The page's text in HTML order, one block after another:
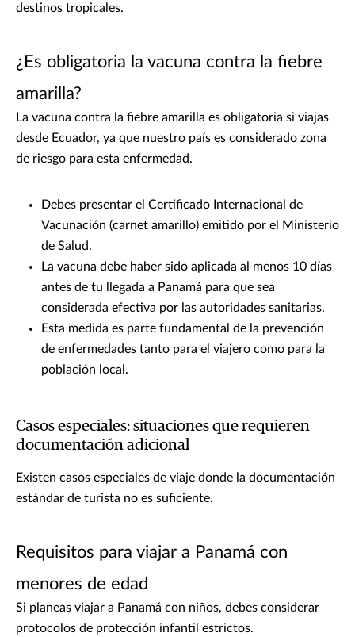
destinos tropicales.
¿Es obligatoria la vacuna contra la fiebre
amarilla?
La vacuna contra la fiebre amarilla es obligatoria si viajas
desde Ecuador, ya que nuestro país es considerado zona
de riesgo para esta enfermedad.
Debes presentar el Certificado Internacional de
Vacunación (carnet amarillo) emitido por el Ministerio
de Salud.
La vacuna debe haber sido aplicada al menos 10 días
antes de tu llegada a Panamá para que sea
considerada efectiva por las autoridades sanitarias.
Esta medida es parte fundamental de la prevención
de enfermedades tanto para el viajero como para la
población local.
Casos especiales: situaciones que requieren
documentación adicional
Existen casos especiales de viaje donde la documentación
estándar de turista no es suficiente.
Requisitos para viajar a Panamá con
menores de edad
Si planeas viajar a Panamá con niños, debes considerar
protocolos de protección infantil estrictos.